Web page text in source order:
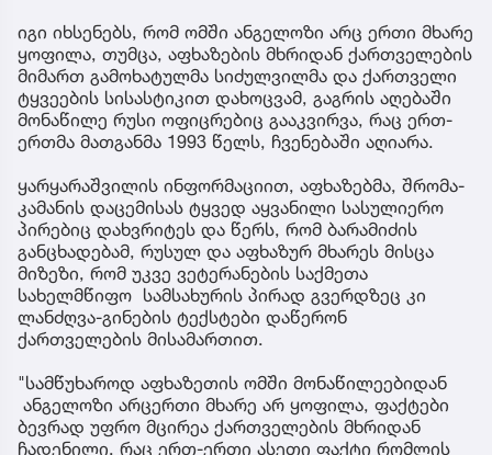
იგი იხსენებს, რომ ომში ანგელოზი არც ერთი მხარე
ყოფილა, თუმცა, აფხაზების მხრიდან ქართველების
მიმართ გამოხატულმა სიძულვილმა და ქართველი
ტყვეების სისასტიკით დახოცვამ, გაგრის აღებაში
მონაწილე რუსი ოფიცრებიც გააკვირვა, რაც ერთ-
ერთმა მათგანმა 1993 წელს, ჩვენებაში აღიარა.
ყარყარაშვილის ინფორმაციით, აფხაზებმა, შრომა-
კამანის დაცემისას ტყვედ აყვანილი სასულიერო
პირებიც დახვრიტეს და წერს, რომ ბარამიძის
განცხადებამ, რუსულ და აფხაზურ მხარეს მისცა
მიზეზი, რომ უკვე ვეტერანების საქმეთა
სახელმწიფო სამსახურის პირად გვერდზეც კი
ლანძღვა-გინების ტექსტები დაწერონ
ქართველების მისამართით.
"სამწუხაროდ აფხაზეთის ომში მონაწილეებიდან
ანგელოზი არცერთი მხარე არ ყოფილა, ფაქტები
ბევრად უფრო მცირეა ქართველების მხრიდან
ჩადენილი, რაც ერთ-ერთი ასეთი ფაქტი რომლის